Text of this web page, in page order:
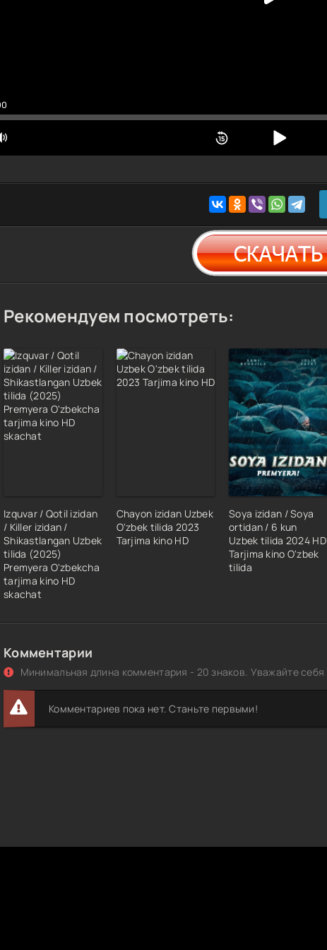
Рекомендуем посмотреть:
Izquvar / Qotil izidan
/ Killer izidan /
Shikastlangan Uzbek
tilida (2025)
Premyera O'zbekcha
tarjima kino HD
skachat
Chayon izidan Uzbek
O'zbek tilida 2023
Tarjima kino HD
Soya izidan / Soya
ortidan / 6 kun
Uzbek tilida 2024 HD
Tarjima kino O'zbek
tilida
Комментарии
Минимальная длина комментария - 20 знаков. Уважайте себя
Комментариев пока нет. Станьте первыми!